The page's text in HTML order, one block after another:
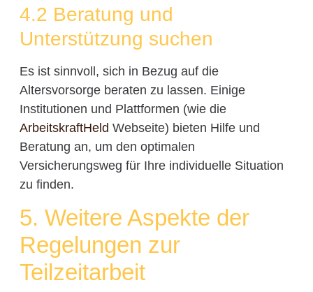
4.2 Beratung und
Unterstützung suchen
Es ist sinnvoll, sich in Bezug auf die
Altersvorsorge beraten zu lassen. Einige
Institutionen und Plattformen (wie die
ArbeitskraftHeld Webseite) bieten Hilfe und
Beratung an, um den optimalen
Versicherungsweg für Ihre individuelle Situation
zu finden.
5. Weitere Aspekte der
Regelungen zur
Teilzeitarbeit